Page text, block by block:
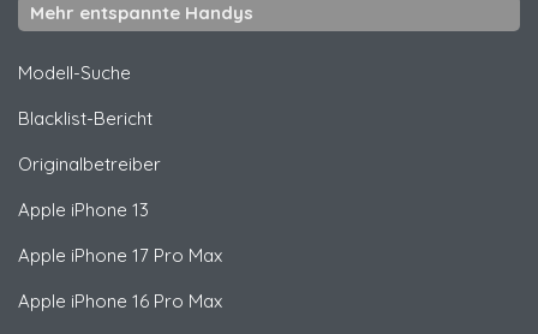
Mehr entspannte Handys
Modell-Suche
Blacklist-Bericht
Originalbetreiber
Apple iPhone 13
Apple iPhone 17 Pro Max
Apple iPhone 16 Pro Max